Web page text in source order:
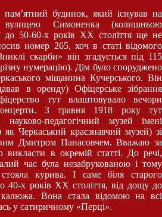
будинок, який існував на
вулицею Симоненка (колишньою
до 50-60-х років ХХ століття ще не
номер 265, хоч в статі відомого
скарби» він згадується під 115
нумерацію). Дім було споруджено
міщанина Кучерського. Він
в оренду) Офіцерське зібрання
тут влаштовувало вечори
З травня 1918 року тут
науково-педагогічний музей імені
Черкаський краєзнавчий музей) зі
Дмитром Панасовчем. Вважаю за
викласти в окремій статті. До речі,
час була незабрукованою і тому
курива. І саме біля старого
40-х років ХХ століття, від дощу до
Вона стала відомою на всі
у сатиричному «Перці».